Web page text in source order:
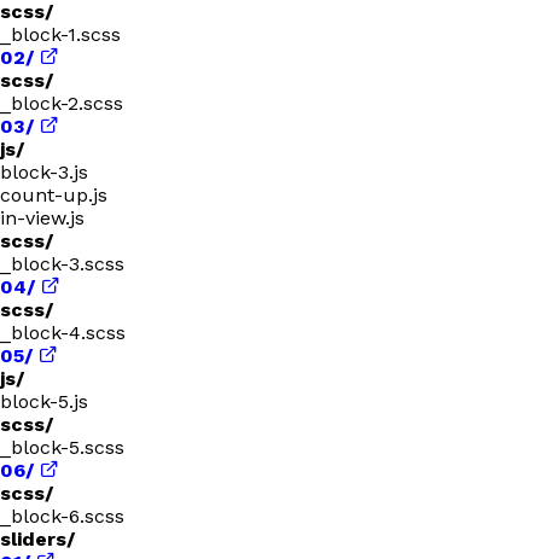
scss/
_block-1.scss
02/
scss/
_block-2.scss
03/
js/
block-3.js
count-up.js
in-view.js
scss/
_block-3.scss
04/
scss/
_block-4.scss
05/
js/
block-5.js
scss/
_block-5.scss
06/
scss/
_block-6.scss
sliders/